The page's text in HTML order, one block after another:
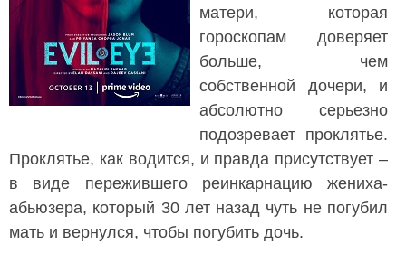
матери, которая
гороскопам доверяет
больше, чем
собственной дочери, и
абсолютно серьезно
подозревает проклятье.
Проклятье, как водится, и правда присутствует –
в виде пережившего реинкарнацию жениха-
абьюзера, который 30 лет назад чуть не погубил
мать и вернулся, чтобы погубить дочь.